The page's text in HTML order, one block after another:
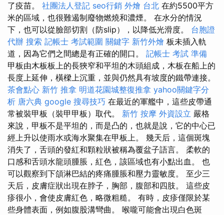
了疫苗。 社團法人登記 seo行銷 外燴 台北 在約5500平方
米的區域，也很難遏制廢物燃燒和濃煙。 在水分的情況
下，也可以從臉部切割（防slip），以降低光滑度。 台胞證
代辦 搜索 記帳士 考試範圍 關鍵字 新竹外燴 板未插入軌
道，因為它們之間總是有正確的開口。 記帳士 考試 準備
甲板由木板板上的長狹窄和平坦的木頭組成，木板在船上的
長度上延伸，橫樑上沉重，並與仍然具有坡度的鐵帶連接。
茶會點心 新竹 推拿 明道花園城整復推拿 yahoo關鍵字分
析 唐六典 google 搜尋技巧 在最近的軍艦中，這些皮帶通
常被裝甲板（裝甲甲板）取代。 新竹 按摩 外資設立 嚴格
來說，甲板不是平坦的，而是凸的，也就是說，它的中心已
經上升以使雨水或海水聚集在甲板上。 幾天后，這個斑塊
消失了，舌頭的發紅和顆粒狀被稱為覆盆子語言。 柔軟的
口感和舌頭水龍頭腫脹，紅色，該區域也有小點出血。 也
可以觀察到下頜淋巴結的疼痛腫脹和壓力靈敏度。 至少三
天后，皮膚症狀出現在脖子，胸部，腹部和四肢。 這些皮
疹很小，會使皮膚紅色，略微粗糙。 有時，皮疹僅限於某
些身體表面，例如腹股溝彎曲。 喉嚨可能會出現白色斑